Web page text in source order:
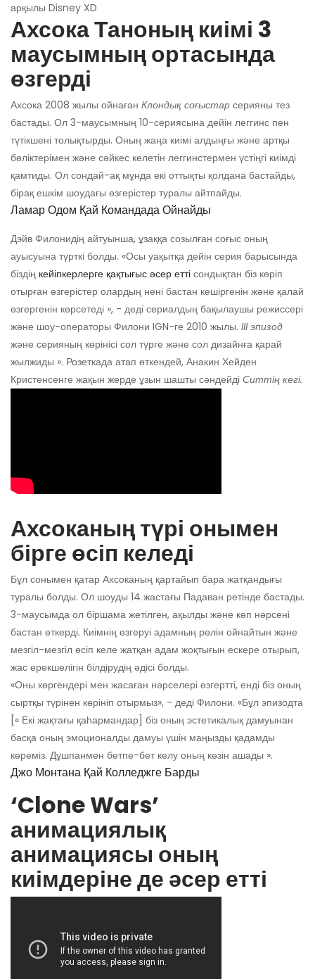
арқылы Disney XD
Ахсока Таноның киімі 3
маусымның ортасында
өзгерді
Ахсока 2008 жылы ойнаған Клондық соғыстар серияны тез
бастады. Ол 3-маусымның 10-сериясына дейін леггинс пен
түтікшені толықтырды. Оның жаңа киімі алдыңғы және артқы
бөліктерімен және сәйкес келетін леггинстермен үстіңгі киімді
қамтиды. Ол сондай-ақ мұнда екі оттықты қолдана бастайды,
бірақ ешкім шоудағы өзгерістер туралы айтпайды.
Ламар Одом Қай Командада Ойнайды
Дэйв Филонидің айтуынша, ұзаққа созылған соғыс оның
ауысуына түрткі болды. «Осы уақытқа дейін серия барысында
біздің кейіпкерлерге қақтығыс әсер етті сондықтан біз көріп
отырған өзгерістер олардың нені бастан кешіргенін және қалай
өзгергенін көрсетеді », - деді сериалдың бақылаушы режиссері
және шоу-операторы Филони IGN-ге 2010 жылы. III эпизод
және серияның көрінісі сол түрге және сол дизайнға қарай
жылжиды ». Розеткада атап өткендей, Анакин Хейден
Кристенсенге жақын жерде ұзын шашты сәндейді Ситтің кегі.
Ахсоканың түрі онымен
бірге өсіп келеді
Бұл сонымен қатар Ахсоканың қартайып бара жатқандығы
туралы болды. Ол шоуды 14 жастағы Падаван ретінде бастады.
3-маусымда ол біршама жетілген, ақылды және көп нәрсені
бастан өткерді. Киімнің өзгеруі адамның рөлін ойнайтын және
мезгіл-мезгіл өсіп келе жатқан адам жоқтығын ескере отырып,
жас ерекшелігін білдірудің әдісі болды.
«Оны көргендері мен жасаған нәрселері өзгертті, енді біз оның
сыртқы түрінен көрініп отырмыз», - деді Филони. «Бұл эпизодта
[« Екі жақтағы қаһармандар] біз оның эстетикалық дамуынан
басқа оның эмоционалды дамуы үшін маңызды қадамды
көреміз. Дұшпанмен бетпе-бет келу оның көзін ашады ».
Джо Монтана Қай Колледжге Барды
‘Clone Wars’
анимациялық
анимациясы оның
киімдеріне де әсер етті